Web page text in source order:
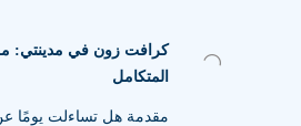
كرافت زون في مدينتي:
المتكامل
مقدمة هل تساءلت يومًا